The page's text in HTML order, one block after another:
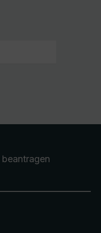
beantragen